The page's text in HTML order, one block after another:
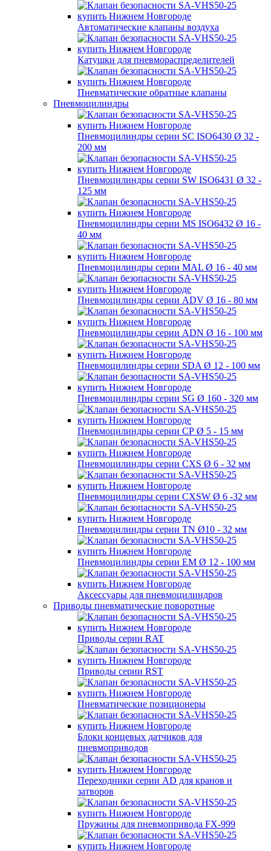
Автоматические клапаны воздуха
Катушки для пневмораспределителей
Пневматические обратные клапаны
Пневмоцилиндры
Пневмоцилиндры серии SC ISO6430 Ø 32 -
200 мм
Пневмоцилиндры серии SW ISO6431 Ø 32 -
125 мм
Пневмоцилиндры серии MS ISO6432 Ø 16 -
40 мм
Пневмоцилиндры серии MAL Ø 16 - 40 мм
Пневмоцилиндры серии ADV Ø 16 - 80 мм
Пневмоцилиндры серии ADN Ø 16 - 100 мм
Пневмоцилиндры серии SDA Ø 12 - 100 мм
Пневмоцилиндры серии SG Ø 160 - 320 мм
Пневмоцилиндры серии СР Ø 5 - 15 мм
Пневмоцилиндры серии CXS Ø 6 - 32 мм
Пневмоцилиндры серии CXSW Ø 6 -32 мм
Пневмоцилиндры серии TN Ø10 - 32 мм
Пневмоцилиндры серии EM Ø 12 - 100 мм
Аксессуары для пневмоцилиндров
Приводы пневматические поворотные
Приводы серии RAT
Приводы серии RST
Пневматические позиционеры
Блоки концевых датчиков для
пневмоприводов
Переходники серии AD для кранов и
затворов
Пружины для пневмопривода FX-999